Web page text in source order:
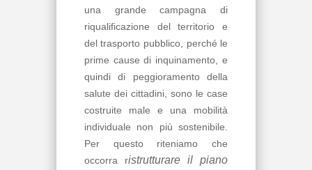
una grande campagna di
riqualificazione del territorio e
del trasporto pubblico, perché le
prime cause di inquinamento, e
quindi di peggioramento della
salute dei cittadini, sono le case
costruite male e una mobilità
individuale non più sostenibile.
Per questo riteniamo che
occorra ristrutturare il piano